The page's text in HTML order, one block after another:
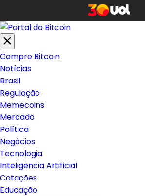
Compre Bitcoin
Notícias
Brasil
Regulação
Memecoins
Mercado
Política
Negócios
Tecnologia
Inteligência Artificial
Cotações
Educação